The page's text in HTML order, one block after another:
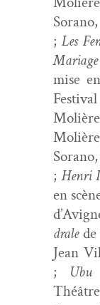
;Les
mise
;
en
drale
Jean
;